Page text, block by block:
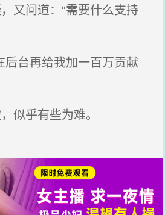
又问道：“需要什么支持
台再给我加一百万贡献
似乎有些为难。